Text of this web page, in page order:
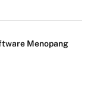
Menopang